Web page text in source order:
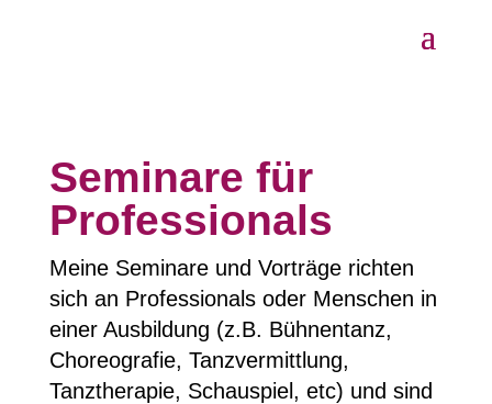
Seminare für
Professionals
Meine Seminare und Vorträge richten
sich an Professionals oder Menschen in
einer Ausbildung (z.B. Bühnentanz,
Choreografie, Tanzvermittlung,
Tanztherapie, Schauspiel, etc) und sind